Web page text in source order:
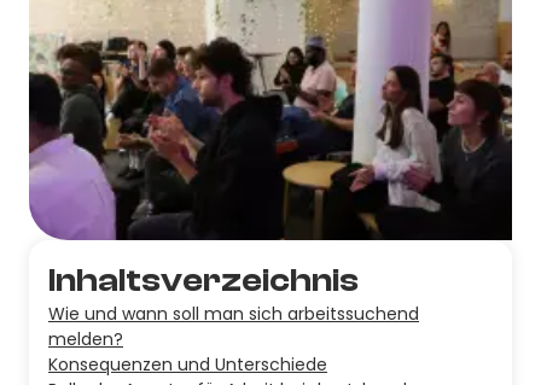
Inhaltsverzeichnis
Wie und wann soll man sich arbeitssuchend
melden?
Konsequenzen und Unterschiede